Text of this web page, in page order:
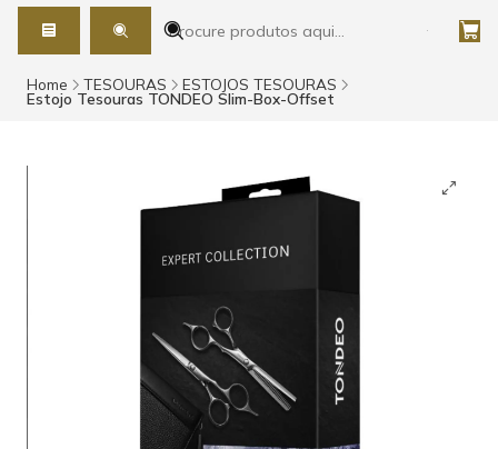
Home TESOURAS ESTOJOS TESOURAS
Estojo Tesouras TONDEO Slim-Box-Offset